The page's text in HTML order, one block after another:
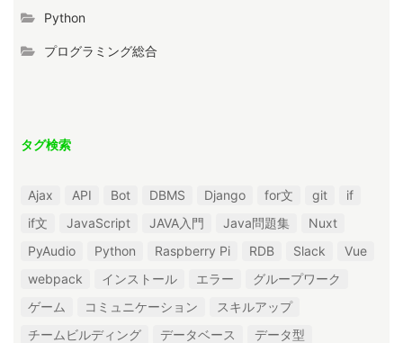
Python
プログラミング総合
タグ検索
Ajax API Bot DBMS Django for文 git
if
if文
JavaScript JAVA入門 Java問題集
Nuxt
PyAudio
Python Raspberry Pi RDB Slack
Vue
webpack
インストール エラー
グループワーク
ゲーム
コミュニケーション
スキルアップ
チームビルディング
データベース
データ型